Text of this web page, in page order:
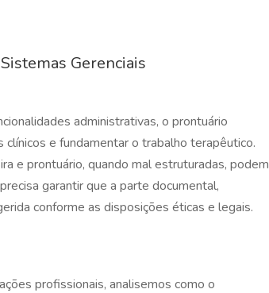
Gerenciais
administrativas, o prontuário
e fundamentar o trabalho terapêutico.
e prontuário, quando mal estruturadas, podem
garantir que a parte documental,
conforme as disposições éticas e legais.
profissionais, analisemos como o